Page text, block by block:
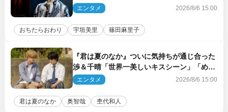
ト驚き「まさか」「意外な展開」
エンタメ 2026/8/6 15:00
おちたらおわり 宇垣美里 篠田麻里子
『君は夏のなか』ついに気持ちが通じ合った
渉＆千晴「世界一美しいキスシーン」「めっ
ちゃキュン」反響続々
エンタメ 2026/8/6 15:00
君は夏のなか 奥智哉 杢代和人